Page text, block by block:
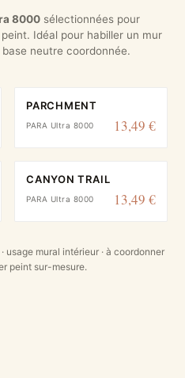
8000 sélectionnées pour
Idéal pour habiller un mur
neutre coordonnée.
PARCHMENT
PARA Ultra 8000 13,49 €
CANYON TRAIL
PARA Ultra 8000 13,49 €
usage mural intérieur · à coordonner
peint sur-mesure.